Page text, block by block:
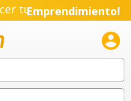
tuEmprendimiento!
